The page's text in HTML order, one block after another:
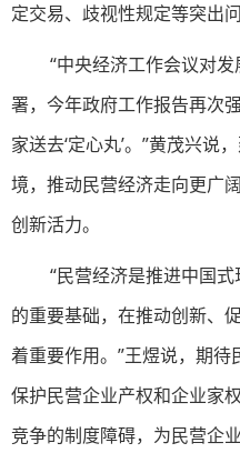
定交易、歧视性规定等突出
“中央经济工作会议对
署，今年政府工作报告再次
家送去‘定心丸’。”黄茂兴说
境，推动民营经济走向更广
创新活力。
“民营经济是推进中国
的重要基础，在推动创新、
着重要作用。”王煜说，期
保护民营企业产权和企业家
竞争的制度障碍，为民营企